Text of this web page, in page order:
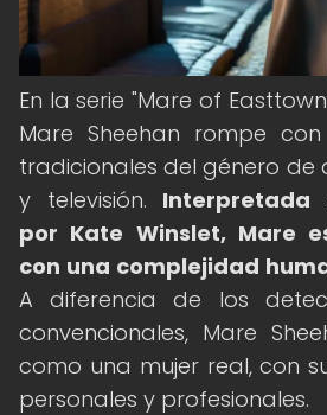
En la serie "Mare of
Mare Sheehan rompe
tradicionales del género de
y televisión. Interpretada
por Kate Winslet, Mare
con una complejidad
A diferencia de los
convencionales, Mare
como una mujer real, con
personales y profesionales.